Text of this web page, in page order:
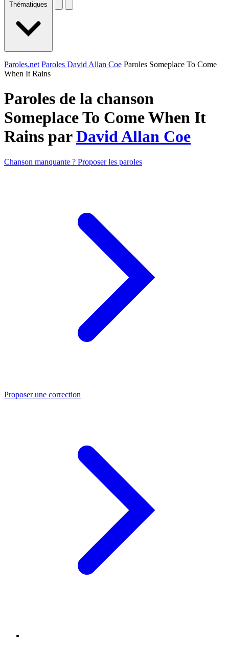
Thématiques
Paroles.net Paroles David Allan Coe Paroles Someplace To Come
When It Rains
Paroles de la chanson
Someplace To Come When It
Rains parDavid Allan Coe
Chanson manquante ? Proposer les paroles
Proposer une correction